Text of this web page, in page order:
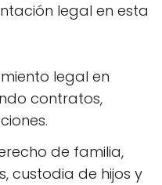
legal en esta
legal en
contratos,
de familia,
custodia de hijos y